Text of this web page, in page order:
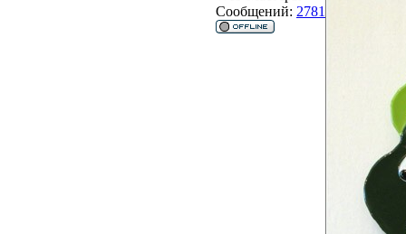
Сообщений: 2781